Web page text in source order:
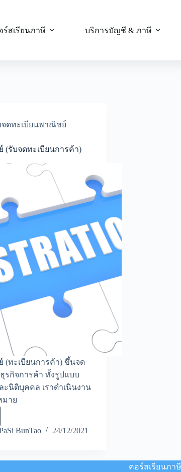
ร์สเรียนภาษี บริการบัญชี & ภาษี
จดทะเบียนพาณิชย์
(รับจดทะเบียนการค้า)
(ทะเบียนการค้า) ขึ้นจด
กิจการค้า ทั้งรูปแบบ
นิติบุคคล เราดำเนินงาน
มาย
BunTao 24/12/2021
คอร์สเรียนภาษี